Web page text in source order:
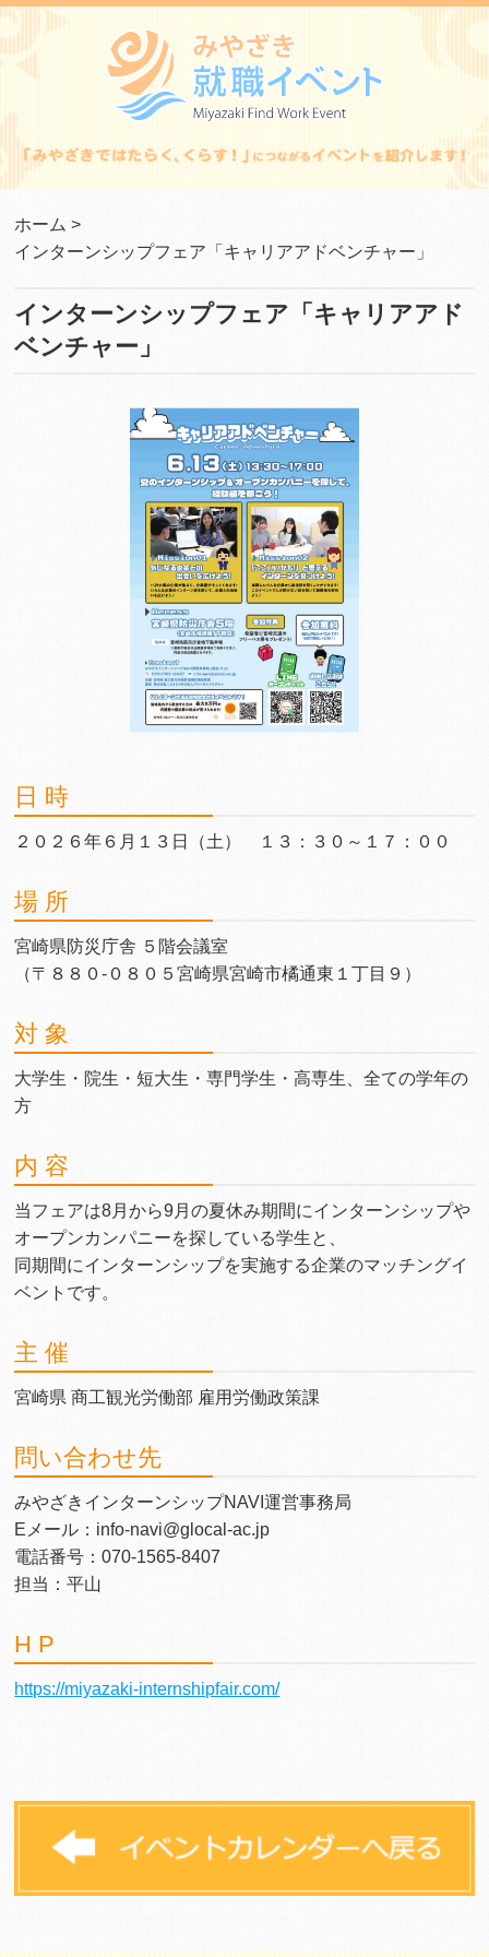
ホーム >
インターンシップフェア「キャリアアドベンチャー」
インターンシップフェア「キャリアアド
ベンチャー」
日 時
２０２６年６月１３日（土） １３：３０～１７：００
場 所
宮崎県防災庁舎 ５階会議室
（〒８８０-０８０５宮崎県宮崎市橘通東１丁目９）
対 象
大学生・院生・短大生・専門学生・高専生、全ての学年の
方
内 容
当フェアは8月から9月の夏休み期間にインターンシップや
オープンカンパニーを探している学生と、
同期間にインターンシップを実施する企業のマッチングイ
ベントです。
主 催
宮崎県 商工観光労働部 雇用労働政策課
問い合わせ先
みやざきインターンシップNAVI運営事務局
Eメール：info-navi@glocal-ac.jp
電話番号：070-1565-8407
担当：平山
H P
https://miyazaki-internshipfair.com/